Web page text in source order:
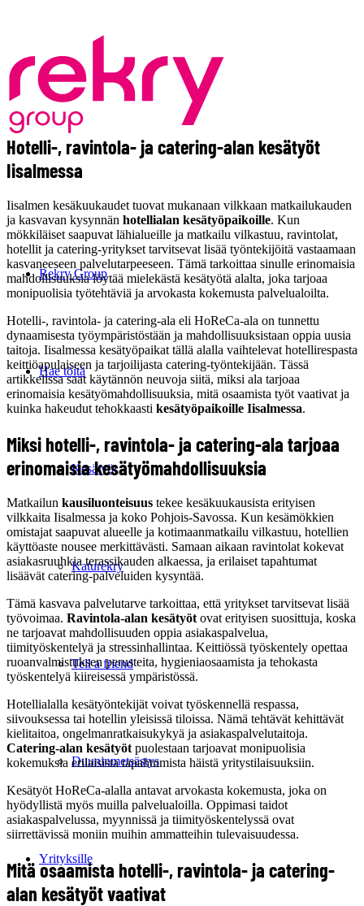
Rekry Group
Hae töitä
Kesätyöt
Katurekry
Tell a friend
Duuninmetsästys
Yrityksille
Hotelli-, ravintola- ja catering-alan kesätyöt
Iisalmessa
Iisalmen kesäkuukaudet tuovat mukanaan vilkkaan matkailukauden
ja kasvavan kysynnän hotellialan kesätyöpaikoille. Kun
mökkiläiset saapuvat lähialueille ja matkailu vilkastuu, ravintolat,
hotellit ja catering-yritykset tarvitsevat lisää työntekijöitä vastaamaan
kasvaneeseen palvelutarpeeseen. Tämä tarkoittaa sinulle erinomaisia
mahdollisuuksia löytää mielekästä kesätyötä alalta, joka tarjoaa
monipuolisia työtehtäviä ja arvokasta kokemusta palvelualoilta.
Hotelli-, ravintola- ja catering-ala eli HoReCa-ala on tunnettu
dynaamisesta työympäristöstään ja mahdollisuuksistaan oppia uusia
taitoja. Iisalmessa kesätyöpaikat tällä alalla vaihtelevat hotellirespasta
keittiöapulaiseen ja tarjoilijasta catering-työntekijään. Tässä
artikkelissa saat käytännön neuvoja siitä, miksi ala tarjoaa
erinomaisia kesätyömahdollisuuksia, mitä osaamista työt vaativat ja
kuinka hakeudut tehokkaasti kesätyöpaikoille Iisalmessa.
Miksi hotelli-, ravintola- ja catering-ala tarjoaa
erinomaisia kesätyömahdollisuuksia
Matkailun kausiluonteisuus tekee kesäkuukausista erityisen
vilkkaita Iisalmessa ja koko Pohjois-Savossa. Kun kesämökkien
omistajat saapuvat alueelle ja kotimaanmatkailu vilkastuu, hotellien
käyttöaste nousee merkittävästi. Samaan aikaan ravintolat kokevat
asiakasruuhkia terassikauden alkaessa, ja erilaiset tapahtumat
lisäävät catering-palveluiden kysyntää.
Tämä kasvava palvelutarve tarkoittaa, että yritykset tarvitsevat lisää
työvoimaa. Ravintola-alan kesätyöt ovat erityisen suosittuja, koska
ne tarjoavat mahdollisuuden oppia asiakaspalvelua,
tiimityöskentelyä ja stressinhallintaa. Keittiössä työskentely opettaa
ruoanvalmistuksen perusteita, hygieniaosaamista ja tehokasta
työskentelyä kiireisessä ympäristössä.
Hotellialalla kesätyöntekijät voivat työskennellä respassa,
siivouksessa tai hotellin yleisissä tiloissa. Nämä tehtävät kehittävät
kielitaitoa, ongelmanratkaisukykyä ja asiakaspalvelutaitoja.
Catering-alan kesätyöt puolestaan tarjoavat monipuolisia
kokemuksia erilaisista tapahtumista häistä yritystilaisuuksiin.
Kesätyöt HoReCa-alalla antavat arvokasta kokemusta, joka on
hyödyllistä myös muilla palvelualoilla. Oppimasi taidot
asiakaspalvelussa, myynnissä ja tiimityöskentelyssä ovat
siirrettävissä moniin muihin ammatteihin tulevaisuudessa.
Mitä osaamista hotelli-, ravintola- ja catering-
alan kesätyöt vaativat